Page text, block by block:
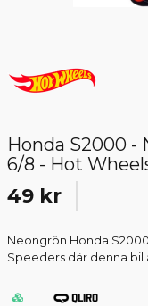
Honda S2000 -
6/8 - Hot
49 kr
Neongrön Honda
Speeders där denna bil